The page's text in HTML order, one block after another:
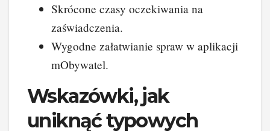
Skrócone czasy oczekiwania na
zaświadczenia.
Wygodne załatwianie spraw w aplikacji
mObywatel.
Wskazówki, jak
uniknąć typowych